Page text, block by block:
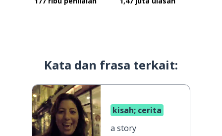
Kata dan frasa terkait:
kisah; cerita
a story